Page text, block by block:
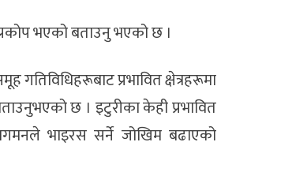
भएको बताउनु भएको छ ।
प्रभावित क्षेत्रहरूमा
छ । इटुरीका केही प्रभावित
भाइरस सर्ने जोखिम बढाएको